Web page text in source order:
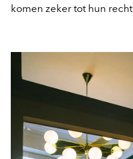
komen zeker tot hun